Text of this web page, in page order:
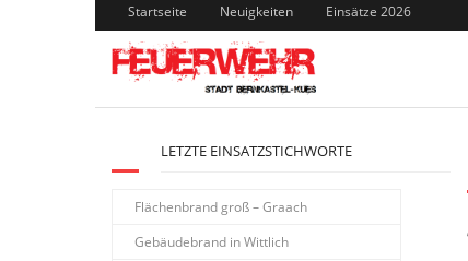
Startseite Neuigkeiten Einsätze 2026
LETZTE EINSATZSTICHWORTE
Flächenbrand groß – Graach
Gebäudebrand in Wittlich